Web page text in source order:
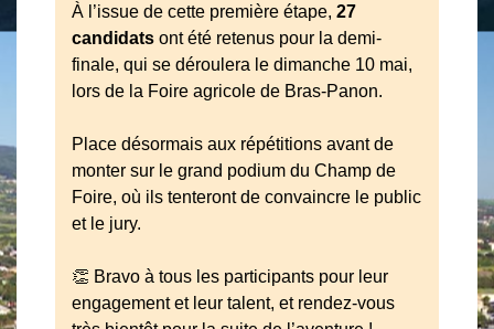
À l’issue de cette première étape, 27
candidats ont été retenus pour la demi-
finale, qui se déroulera le dimanche 10 mai,
lors de la Foire agricole de Bras-Panon.
Place désormais aux répétitions avant de
monter sur le grand podium du Champ de
Foire, où ils tenteront de convaincre le public
et le jury.
👏 Bravo à tous les participants pour leur
engagement et leur talent, et rendez-vous